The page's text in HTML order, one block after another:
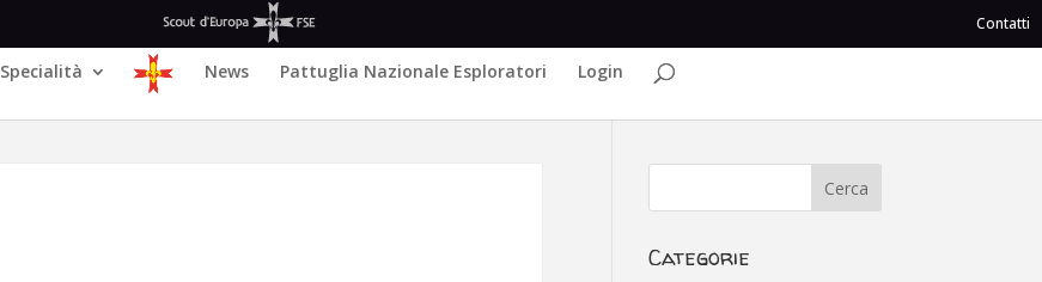
Contatti
Specialità News Pattuglia Nazionale Esploratori Login
Categorie